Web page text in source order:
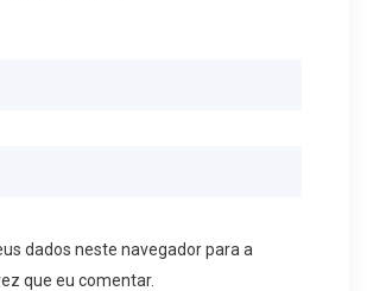
dados neste navegador para a
que eu comentar.